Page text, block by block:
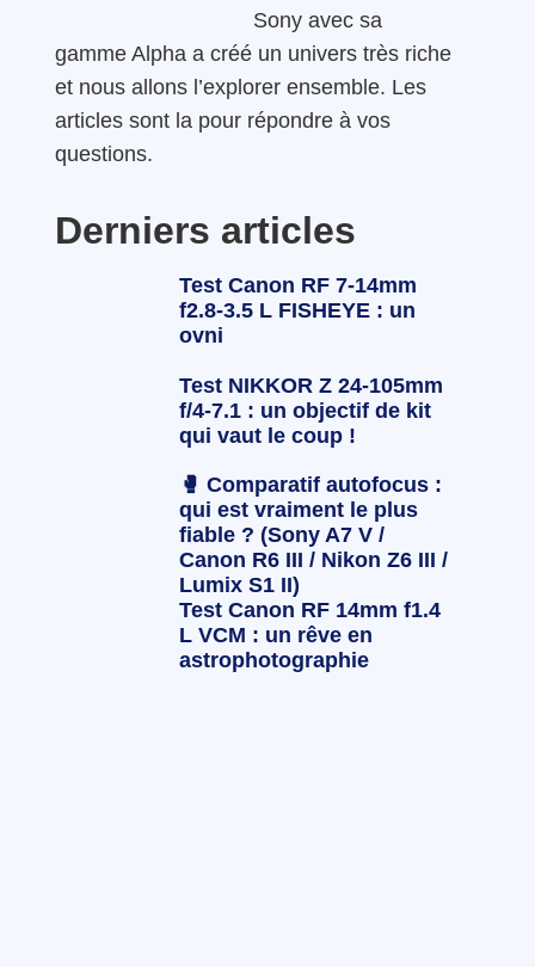
Sony avec sa
gamme Alpha a créé un univers très riche
et nous allons l’explorer ensemble. Les
articles sont la pour répondre à vos
questions.
Derniers articles
Test Canon RF 7-14mm
f2.8-3.5 L FISHEYE : un
ovni
Test NIKKOR Z 24-105mm
f/4-7.1 : un objectif de kit
qui vaut le coup !
🥊 Comparatif autofocus :
qui est vraiment le plus
fiable ? (Sony A7 V /
Canon R6 III / Nikon Z6 III /
Lumix S1 II)
Test Canon RF 14mm f1.4
L VCM : un rêve en
astrophotographie